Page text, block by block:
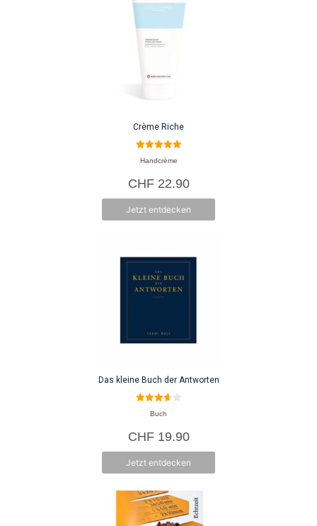
Crème Riche
5.00
von 5
Handcrème
CHF22.90
Jetzt entdecken
Das kleine Buch der Antworten
3.67
von 5
Buch
CHF19.90
Jetzt entdecken